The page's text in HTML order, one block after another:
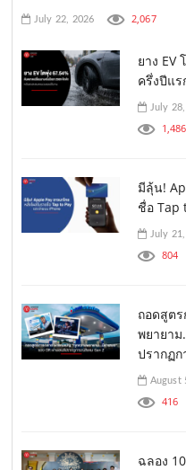
July 22, 2026 2,067
ยาง EV
ครึ่งปีแ
July
1,486
มีลุ้น!
ชื่อ Tap
July
804
ถอดสูต
พยายาม
ปรากฏ
August
416
ฉลอง